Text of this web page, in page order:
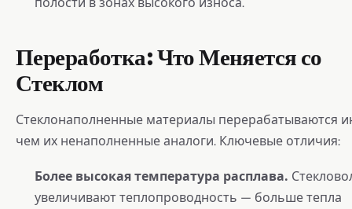
Переработка: Что Меняется со
Стеклом
Стеклонаполненные материалы перерабатываются
чем их ненаполненные аналоги. Ключевые отличия:
Более высокая температура расплава.
увеличивают теплопроводность — больше тепла